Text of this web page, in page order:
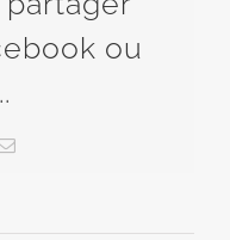
ou
Email